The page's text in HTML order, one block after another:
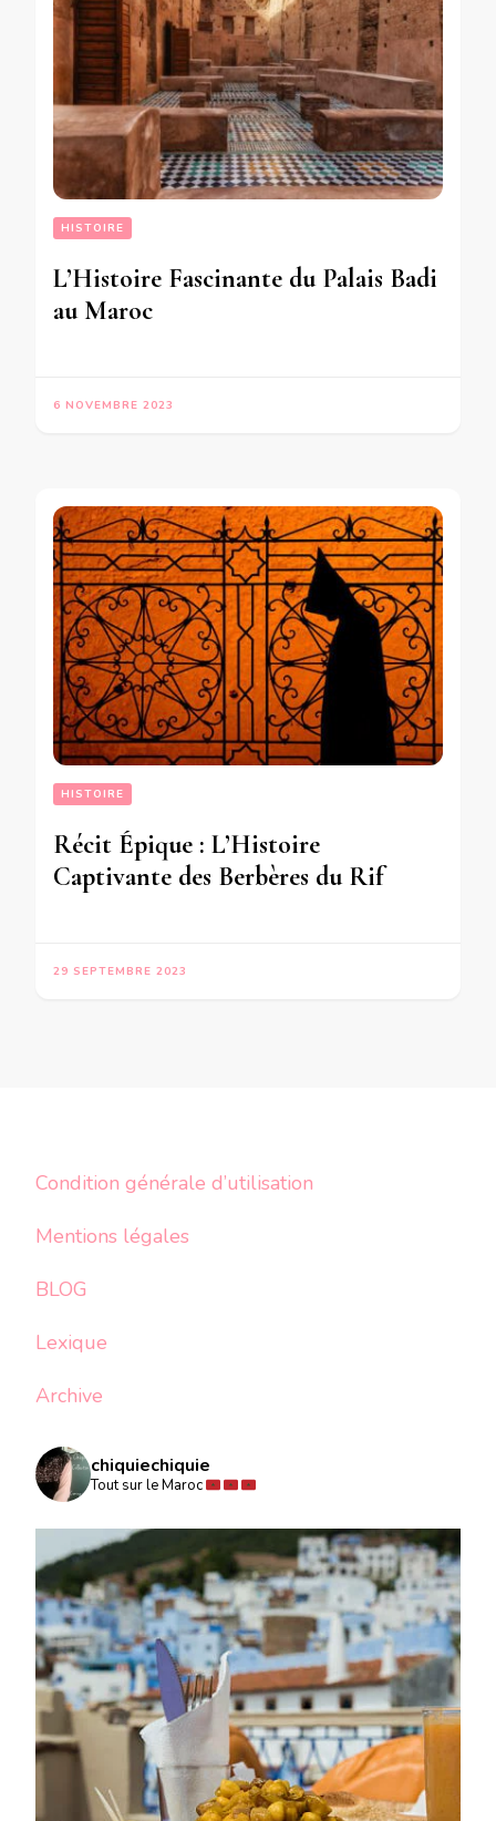
HISTOIRE
L’Histoire Fascinante du Palais Badi
au Maroc
6 NOVEMBRE 2023
HISTOIRE
Récit Épique : L’Histoire
Captivante des Berbères du Rif
29 SEPTEMBRE 2023
Condition générale d’utilisation
Mentions légales
BLOG
Lexique
Archive
chiquiechiquie
Tout sur le Maroc